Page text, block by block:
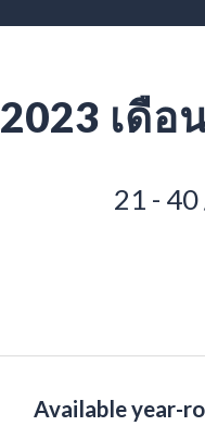
2023 เดือ
21 -
Available year-